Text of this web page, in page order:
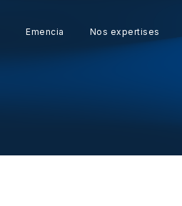
Emencia Nos expertises